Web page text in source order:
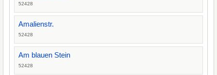
52428
Amalienstr.
52428
Am blauen Stein
52428